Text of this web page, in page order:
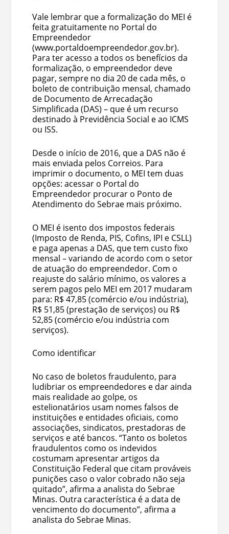
Vale lembrar que a formalização do MEI é
feita gratuitamente no Portal do
Empreendedor
(www.portaldoempreendedor.gov.br).
Para ter acesso a todos os benefícios da
formalização, o empreendedor deve
pagar, sempre no dia 20 de cada mês, o
boleto de contribuição mensal, chamado
de Documento de Arrecadação
Simplificada (DAS) – que é um recurso
destinado à Previdência Social e ao ICMS
ou ISS.
Desde o início de 2016, que a DAS não é
mais enviada pelos Correios. Para
imprimir o documento, o MEI tem duas
opções: acessar o Portal do
Empreendedor procurar o Ponto de
Atendimento do Sebrae mais próximo.
O MEI é isento dos impostos federais
(Imposto de Renda, PIS, Cofins, IPI e CSLL)
e paga apenas a DAS, que tem custo fixo
mensal – variando de acordo com o setor
de atuação do empreendedor. Com o
reajuste do salário mínimo, os valores a
serem pagos pelo MEI em 2017 mudaram
para: R$ 47,85 (comércio e/ou indústria),
R$ 51,85 (prestação de serviços) ou R$
52,85 (comércio e/ou indústria com
serviços).
Como identificar
No caso de boletos fraudulento, para
ludibriar os empreendedores e dar ainda
mais realidade ao golpe, os
estelionatários usam nomes falsos de
instituições e entidades oficiais, como
associações, sindicatos, prestadoras de
serviços e até bancos. “Tanto os boletos
fraudulentos como os indevidos
costumam apresentar artigos da
Constituição Federal que citam prováveis
punições caso o valor cobrado não seja
quitado”, afirma a analista do Sebrae
Minas. Outra característica é a data de
vencimento do documento”, afirma a
analista do Sebrae Minas.